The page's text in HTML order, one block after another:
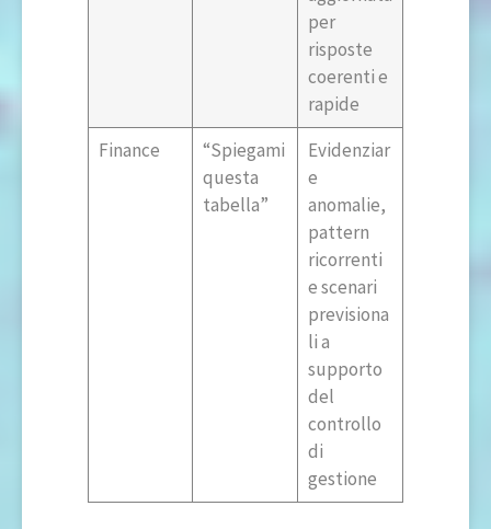
per
risposte
coerenti e
rapide
Finance
“Spiegami
questa
tabella”
Evidenziar
e
anomalie,
pattern
ricorrenti
e scenari
previsiona
li a
supporto
del
controllo
di
gestione